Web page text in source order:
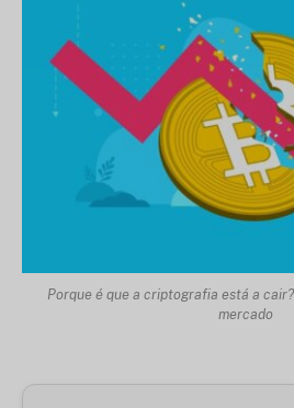
Porque é que a criptografia está a
mercado